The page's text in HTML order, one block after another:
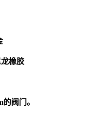
橡胶
的阀门 。